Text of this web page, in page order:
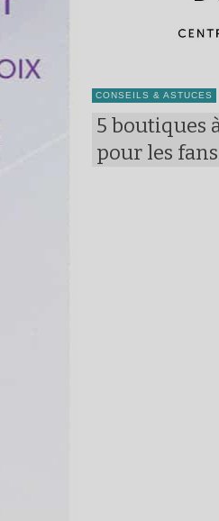
CONSEILS & ASTUCES
5 boutiques
pour les